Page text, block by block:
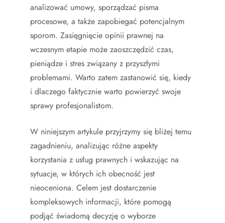
analizować umowy, sporządzać pisma
procesowe, a także zapobiegać potencjalnym
sporom. Zasięgnięcie opinii prawnej na
wczesnym etapie może zaoszczędzić czas,
pieniądze i stres związany z przyszłymi
problemami. Warto zatem zastanowić się, kiedy
i dlaczego faktycznie warto powierzyć swoje
sprawy profesjonalistom.
W niniejszym artykule przyjrzymy się bliżej temu
zagadnieniu, analizując różne aspekty
korzystania z usług prawnych i wskazując na
sytuacje, w których ich obecność jest
nieoceniona. Celem jest dostarczenie
kompleksowych informacji, które pomogą
podjąć świadomą decyzję o wyborze